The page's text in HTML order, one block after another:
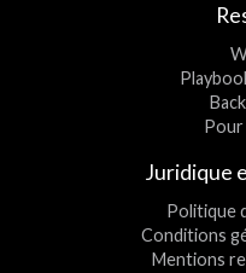
Pour
Juridique
Politique
Conditions
Mentions